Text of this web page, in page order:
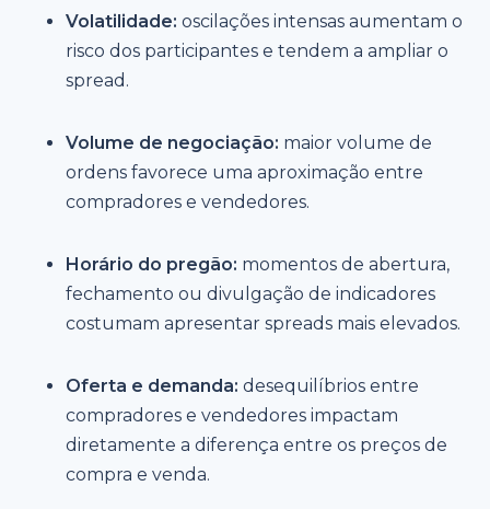
Volatilidade: oscilações intensas aumentam o
risco dos participantes e tendem a ampliar o
spread.
Volume de negociação: maior volume de
ordens favorece uma aproximação entre
compradores e vendedores.
Horário do pregão: momentos de abertura,
fechamento ou divulgação de indicadores
costumam apresentar spreads mais elevados.
Oferta e demanda: desequilíbrios entre
compradores e vendedores impactam
diretamente a diferença entre os preços de
compra e venda.